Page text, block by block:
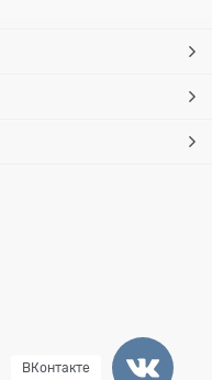
ВКонтакте